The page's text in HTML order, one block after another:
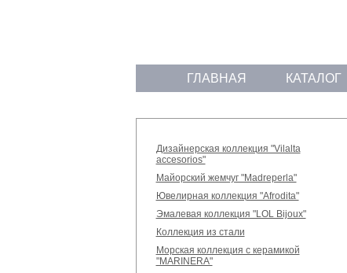
ГЛАВНАЯ КАТАЛОГ
Дизайнерская коллекция "Vilalta
accesorios"
Майорский жемчуг "Madreperla"
Ювелирная коллекция "Afrodita"
Эмалевая коллекция "LOL Bijoux"
Коллекция из стали
Морская коллекция с керамикой
"MARINERA"